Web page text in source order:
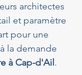
architectes
et paramètre
pour une
la demande
à Cap-d'Ail.